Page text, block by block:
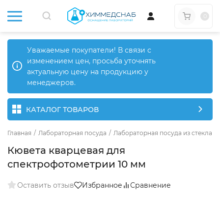
Уважаемые покупатели! В связи с
изменением цен, просьба уточнять
актуальную цену на продукцию у
менеджеров.
КАТАЛОГ ТОВАРОВ
Главная / Лабораторная посуда / Лабораторная посуда из стекла
Кювета кварцевая для
спектрофотометрии 10 мм
Оставить отзыв Избранное Сравнение